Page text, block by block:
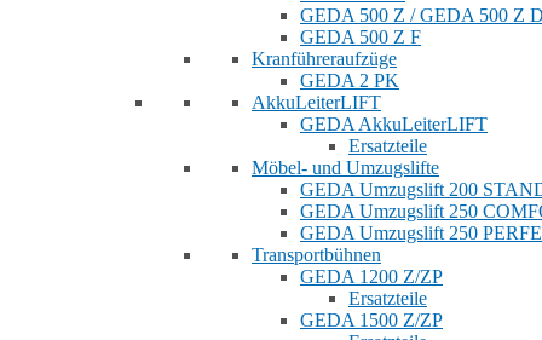
GEDA 500 Z / GEDA 500 Z
GEDA 500 Z F
Kranführeraufzüge
GEDA 2 PK
AkkuLeiterLIFT
GEDA AkkuLeiterLIFT
Ersatzteile
Möbel- und Umzugslifte
GEDA Umzugslift 200
GEDA Umzugslift 250
GEDA Umzugslift 250
Transportbühnen
GEDA 1200 Z/ZP
Ersatzteile
GEDA 1500 Z/ZP